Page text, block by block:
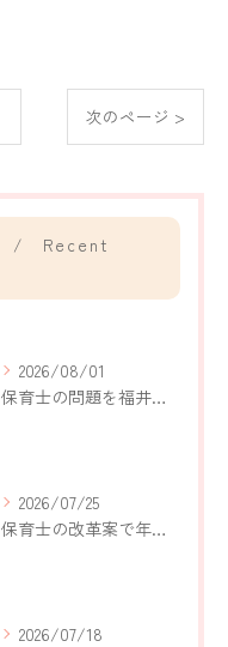
次のページ >
Recent
2026/08/01
保育士の問題を福井県鯖江市持明寺町で考える現状と解決策
2026/07/25
保育士の改革案で年収アップと働きやすさを実現する新制度の活用ポイント
2026/07/18